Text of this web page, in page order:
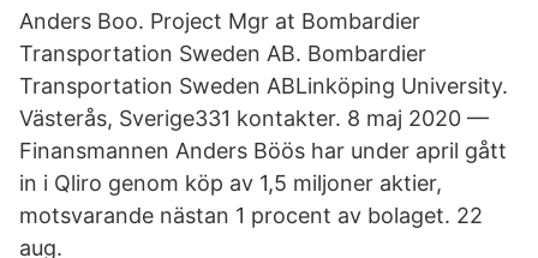
Anders Boo. Project Mgr at Bombardier
Transportation Sweden AB. Bombardier
Transportation Sweden ABLinköping University.
Västerås, Sverige331 kontakter. 8 maj 2020 —
Finansmannen Anders Böös har under april gått
in i Qliro genom köp av 1,5 miljoner aktier,
motsvarande nästan 1 procent av bolaget. 22
aug.